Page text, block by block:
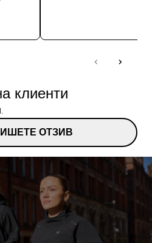
клиенти
ОТЗИВ